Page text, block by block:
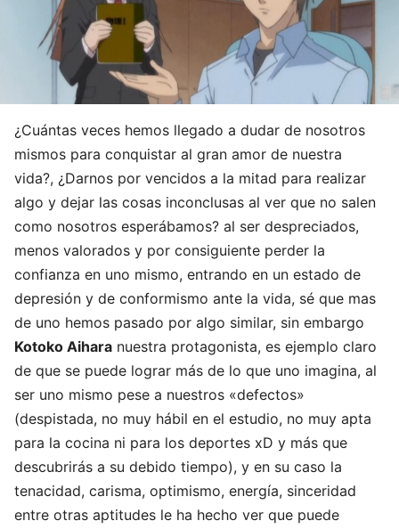
¿Cuántas veces hemos llegado a dudar de nosotros
mismos para conquistar al gran amor de nuestra
vida?, ¿Darnos por vencidos a la mitad para realizar
algo y dejar las cosas inconclusas al ver que no salen
como nosotros esperábamos? al ser despreciados,
menos valorados y por consiguiente perder la
confianza en uno mismo, entrando en un estado de
depresión y de conformismo ante la vida, sé que mas
de uno hemos pasado por algo similar, sin embargo
Kotoko Aihara nuestra protagonista, es ejemplo claro
de que se puede lograr más de lo que uno imagina, al
ser uno mismo pese a nuestros «defectos»
(despistada, no muy hábil en el estudio, no muy apta
para la cocina ni para los deportes xD y más que
descubrirás a su debido tiempo), y en su caso la
tenacidad, carisma, optimismo, energía, sinceridad
entre otras aptitudes le ha hecho ver que puede